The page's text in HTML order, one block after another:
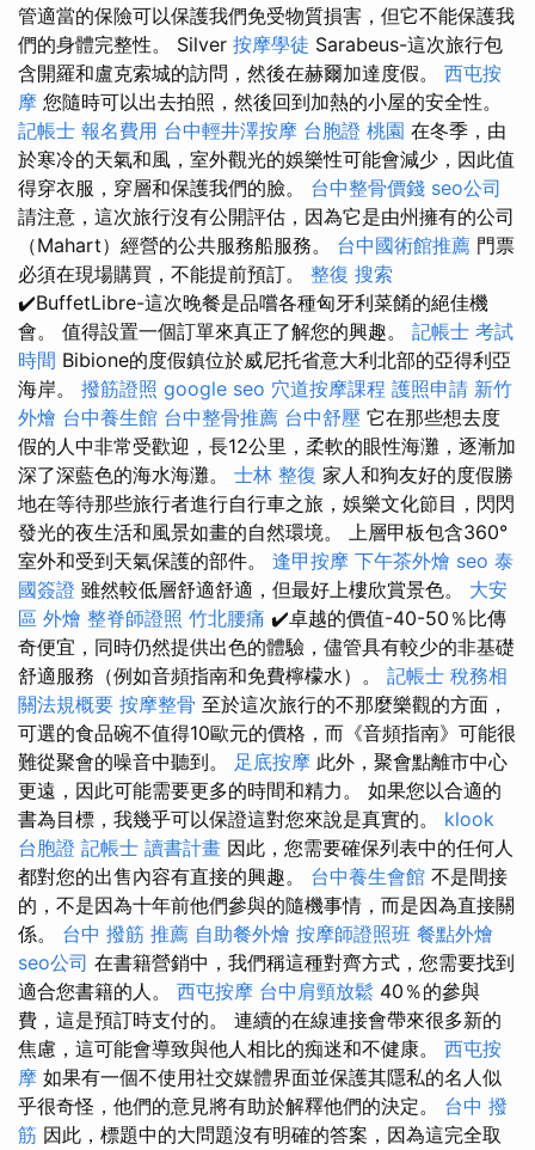
管適當的保險可以保護我們免受物質損害，但它不能保護我
們的身體完整性。 Silver 按摩學徒 Sarabeus-這次旅行包
含開羅和盧克索城的訪問，然後在赫爾加達度假。 西屯按
摩 您隨時可以出去拍照，然後回到加熱的小屋的安全性。
記帳士 報名費用 台中輕井澤按摩 台胞證 桃園 在冬季，由
於寒冷的天氣和風，室外觀光的娛樂性可能會減少，因此值
得穿衣服，穿層和保護我們的臉。 台中整骨價錢 seo公司
請注意，這次旅行沒有公開評估，因為它是由州擁有的公司
（Mahart）經營的公共服務船服務。 台中國術館推薦 門票
必須在現場購買，不能提前預訂。 整復 搜索
✔️BuffetLibre-這次晚餐是品嚐各種匈牙利菜餚的絕佳機
會。 值得設置一個訂單來真正了解您的興趣。 記帳士 考試
時間 Bibion​​e的度假鎮位於威尼托省意大利北部的亞得利亞
海岸。 撥筋證照 google seo 穴道按摩課程 護照申請 新竹
外燴 台中養生館 台中整骨推薦 台中舒壓 它在那些想去度
假的人中非常受歡迎，長12公里，柔軟的眼性海灘，逐漸加
深了深藍色的海水海灘。 士林 整復 家人和狗友好的度假勝
地在等待那些旅行者進行自行車之旅，娛樂文化節目，閃閃
發光的夜生活和風景如畫的自然環境。 上層甲板包含360°
室外和受到天氣保護的部件。 逢甲按摩 下午茶外燴 seo 泰
國簽證 雖然較低層舒適舒適，但最好上樓欣賞景色。 大安
區 外燴 整脊師證照 竹北腰痛 ✔️卓越的價值-40-50％比傳
奇便宜，同時仍然提供出色的體驗，儘管具有較少的非基礎
舒適服務（例如音頻指南和免費檸檬水）。 記帳士 稅務相
關法規概要 按摩整骨 至於這次旅行的不那麼樂觀的方面，
可選的食品碗不值得10歐元的價格，而《音頻指南》可能很
難從聚會的噪音中聽到。 足底按摩 此外，聚會點離市中心
更遠，因此可能需要更多的時間和精力。 如果您以合適的
書為目標，我幾乎可以保證這對您來說是真實的。 klook
台胞證 記帳士 讀書計畫 因此，您需要確保列表中的任何人
都對您的出售內容有直接的興趣。 台中養生會館 不是間接
的，不是因為十年前他們參與的隨機事情，而是因為直接關
係。 台中 撥筋 推薦 自助餐外燴 按摩師證照班 餐點外燴
seo公司 在書籍營銷中，我們稱這種對齊方式，您需要找到
適合您書籍的人。 西屯按摩 台中肩頸放鬆 40％的參與
費，這是預訂時支付的。 連續的在線連接會帶來很多新的
焦慮，這可能會導致與他人相比的痴迷和不健康。 西屯按
摩 如果有一個不使用社交媒體界面並保護其隱私的名人似
乎很奇怪，他們的意見將有助於解釋他們的決定。 台中 撥
筋 因此，標題中的大問題沒有明確的答案，因為這完全取